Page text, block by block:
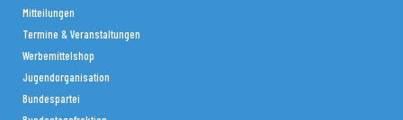
Mitteilungen
Termine & Veranstaltungen
Werbemittelshop
Jugendorganisation
Bundespartei